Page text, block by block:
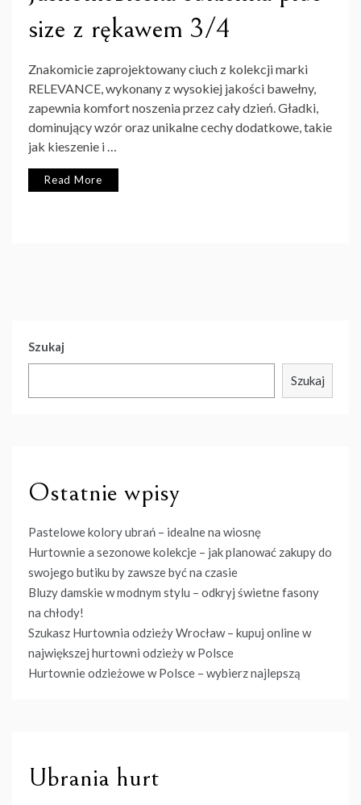
size z rękawem 3/4
Znakomicie zaprojektowany ciuch z kolekcji marki
RELEVANCE, wykonany z wysokiej jakości bawełny,
zapewnia komfort noszenia przez cały dzień. Gładki,
dominujący wzór oraz unikalne cechy dodatkowe, takie
jak kieszenie i …
Read More
Szukaj
Szukaj
Ostatnie wpisy
Pastelowe kolory ubrań – idealne na wiosnę
Hurtownie a sezonowe kolekcje – jak planować zakupy do
swojego butiku by zawsze być na czasie
Bluzy damskie w modnym stylu – odkryj świetne fasony
na chłody!
Szukasz Hurtownia odzieży Wrocław – kupuj online w
największej hurtowni odzieży w Polsce
Hurtownie odzieżowe w Polsce – wybierz najlepszą
Ubrania hurt